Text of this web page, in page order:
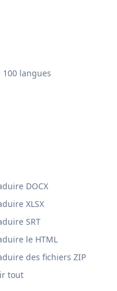
langues
DOCX
XLSX
SRT
le HTML
des fichiers ZIP
tout